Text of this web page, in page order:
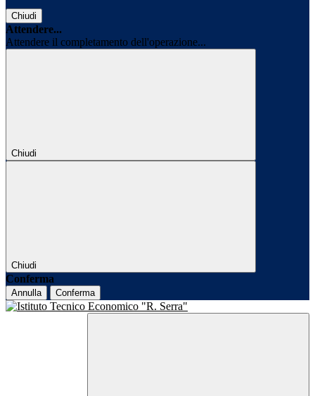
Chiudi
Attendere...
Attendere il completamento dell'operazione...
Chiudi
Chiudi
Conferma
Annulla Conferma